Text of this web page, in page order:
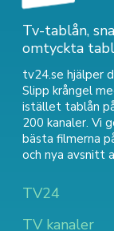
Tv-tablån,
omtyckta
tv24.se hjälper
Slipp krångel
istället tablån
200 kanaler. Vi
bästa filmerna
och nya avsnitt
TV24
TV kanaler